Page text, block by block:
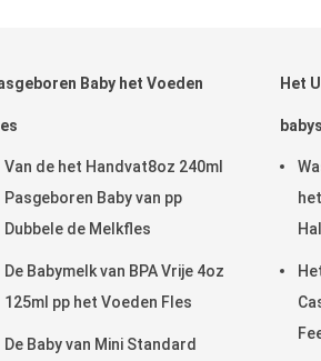
Baby het Voeden
Van de het Handvat8oz 240ml
Pasgeboren Baby van pp
Dubbele de Melkfles
De Babymelk van BPA Vrije 4oz
125ml pp het Voeden Fles
De Baby van Mini Standard
Het